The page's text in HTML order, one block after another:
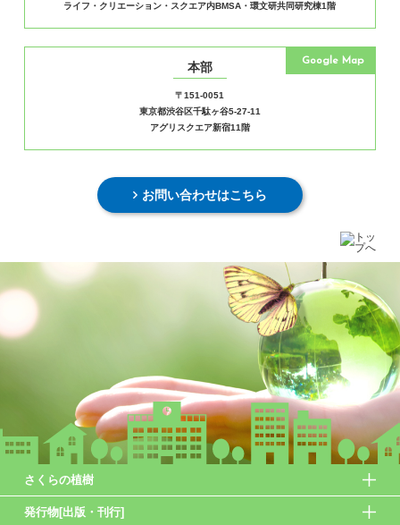
ライフ・クリエーション・スクエア内BMSA・環文研共同研究棟1階
本部
〒151-0051
東京都渋谷区千駄ヶ谷5-27-11
アグリスクエア新宿11階
Google Map
お問い合わせはこちら
さくらの植樹
発行物[出版・刊行]